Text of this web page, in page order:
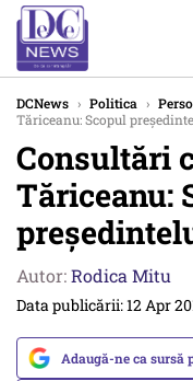
DCNews › Politica ›
Tăriceanu: Scopul
Consultări
Tăriceanu:
Autor:Rodica Mitu
Data publicării: 12 Apr
Adaugă-ne ca sursă